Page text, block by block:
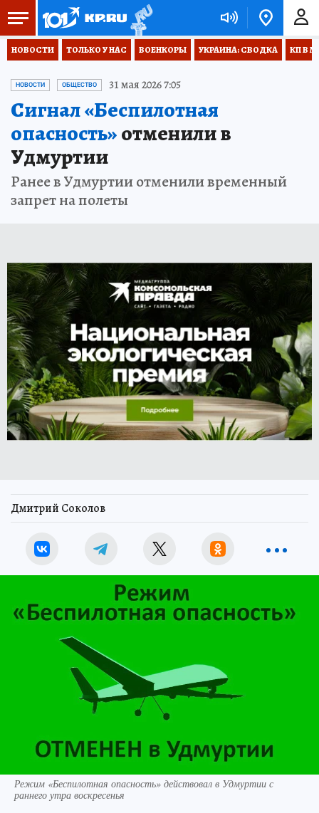
НОВОСТИ ТОЛЬКО У НАС ВОЕНКОРЫ УКРАИНА: СВОДКА КП В
НОВОСТИ ОБЩЕСТВО 31 мая 2026 7:05
Сигнал «Беспилотная
опасность»отменили в
Удмуртии
Ранее в Удмуртии отменили временный
запрет на полеты
Дмитрий Соколов
Режим «Беспилотная опасность» действовал в Удмуртии с
раннего утра воскресенья